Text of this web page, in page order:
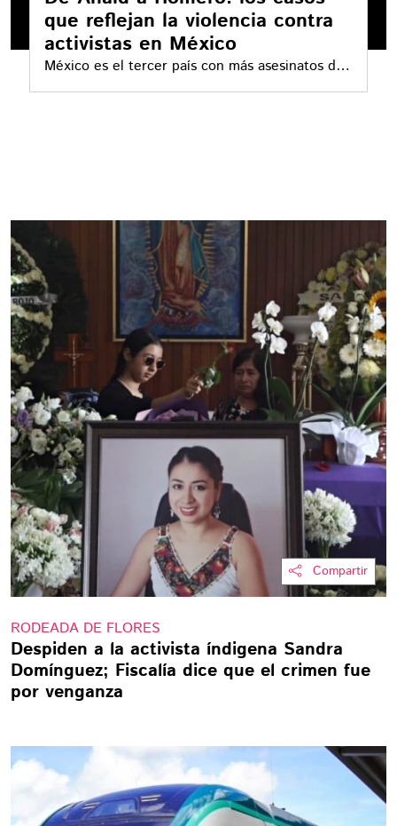
que reflejan la violencia contra
activistas en México
México es el tercer país con más asesinatos de
personas defensoras, con 106 casos registrados
Compartir
RODEADA DE FLORES
Despiden a la activista índigena Sandra
Domínguez; Fiscalía dice que el crimen fue
por venganza